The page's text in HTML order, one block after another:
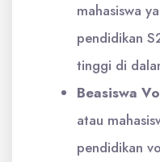
mahasiswa
pendidikan
tinggi di
Beasiswa
atau
pendidikan